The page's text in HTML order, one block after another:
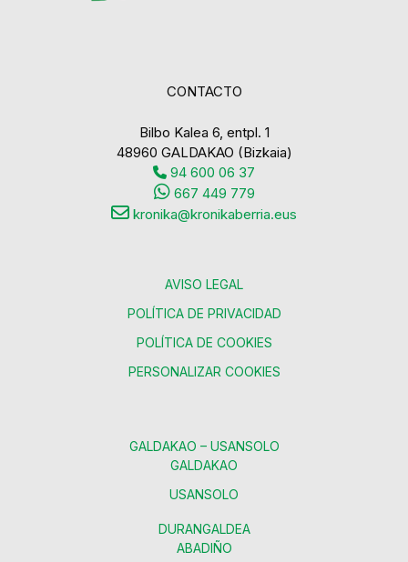
CONTACTO
Bilbo Kalea 6, entpl. 1
48960 GALDAKAO (Bizkaia)
94 600 06 37
667 449 779
kronika@kronikaberria.eus
AVISO LEGAL
POLÍTICA DE PRIVACIDAD
POLÍTICA DE COOKIES
PERSONALIZAR COOKIES
GALDAKAO – USANSOLO
GALDAKAO
USANSOLO
DURANGALDEA
ABADIÑO